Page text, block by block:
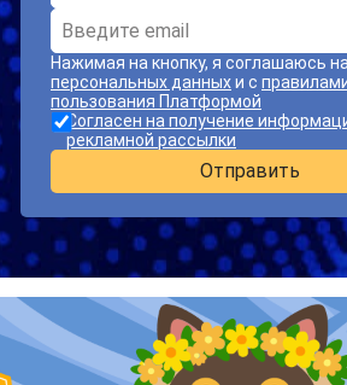
Нажимая на кнопку, я соглашаюсь на
персональных данныхи с
пользования Платформой
Согласен на получение
рекламной рассылки
Отправить